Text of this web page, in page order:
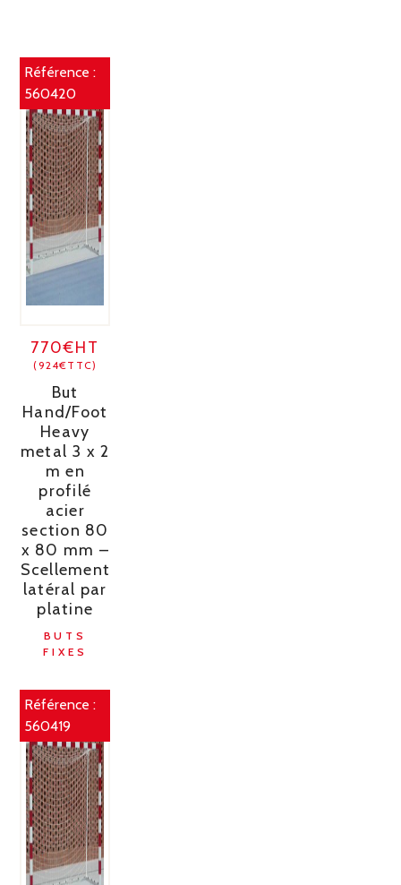
Référence :
560420
770€HT
(924€TTC)
But
Hand/Foot
Heavy
metal 3 x 2
m en
profilé
acier
section 80
x 80 mm –
Scellement
latéral par
platine
BUTS
FIXES
Référence :
560419